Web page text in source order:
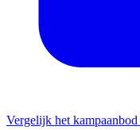
Vergelijk het